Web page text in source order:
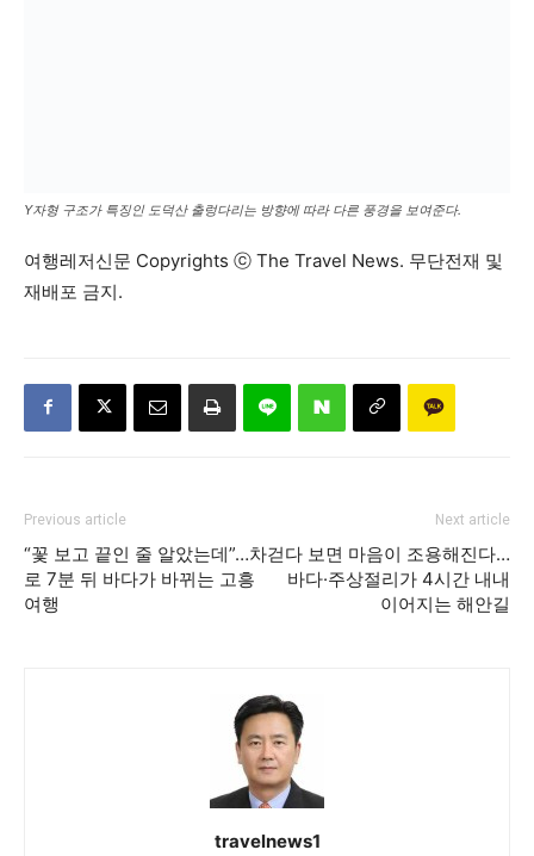
Y자형 구조가 특징인 도덕산 출렁다리는 방향에 따라 다른 풍경을 보여준다.
여행레저신문 Copyrights ⓒ The Travel News. 무단전재 및
재배포 금지.
Previous article
“꽃 보고 끝인 줄 알았는데”…차
로 7분 뒤 바다가 바뀌는 고흥
여행
Next article
걷다 보면 마음이 조용해진다…
바다·주상절리가 4시간 내내
이어지는 해안길
travelnews1